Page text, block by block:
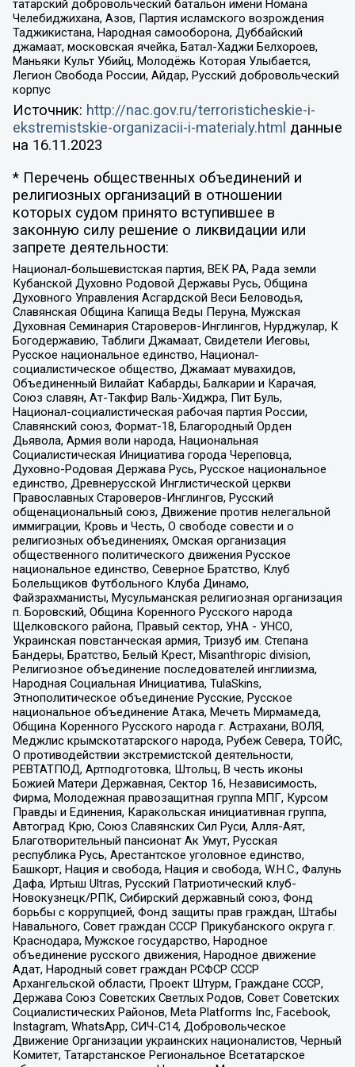
татарский добровольческий батальон имени Номана
Челебиджихана, Азов, Партия исламского возрождения
Таджикистана, Народная самооборона, Дуббайский
джамаат, московская ячейка, Батал-Хаджи Белхороев,
Маньяки Культ Убийц, Молодёжь Которая Улыбается,
Легион Свобода России, Айдар, Русский добровольческий
корпус
Источник: http://nac.gov.ru/terroristicheskie-i-
ekstremistskie-organizacii-i-materialy.html данные
на 16.11.2023
* Перечень общественных объединений и
религиозных организаций в отношении
которых судом принято вступившее в
законную силу решение о ликвидации или
запрете деятельности:
Национал-большевистская партия, ВЕК РА, Рада земли
Кубанской Духовно Родовой Державы Русь, Община
Духовного Управления Асгардской Веси Беловодья,
Славянская Община Капища Веды Перуна, Мужская
Духовная Семинария Староверов-Инглингов, Нурджулар, К
Богодержавию, Таблиги Джамаат, Свидетели Иеговы,
Русское национальное единство, Национал-
социалистическое общество, Джамаат мувахидов,
Объединенный Вилайат Кабарды, Балкарии и Карачая,
Союз славян, Ат-Такфир Валь-Хиджра, Пит Буль,
Национал-социалистическая рабочая партия России,
Славянский союз, Формат-18, Благородный Орден
Дьявола, Армия воли народа, Национальная
Социалистическая Инициатива города Череповца,
Духовно-Родовая Держава Русь, Русское национальное
единство, Древнерусской Инглистической церкви
Православных Староверов-Инглингов, Русский
общенациональный союз, Движение против нелегальной
иммиграции, Кровь и Честь, О свободе совести и о
религиозных объединениях, Омская организация
общественного политического движения Русское
национальное единство, Северное Братство, Клуб
Болельщиков Футбольного Клуба Динамо,
Файзрахманисты, Мусульманская религиозная организация
п. Боровский, Община Коренного Русского народа
Щелковского района, Правый сектор, УНА - УНСО,
Украинская повстанческая армия, Тризуб им. Степана
Бандеры, Братство, Белый Крест, Misanthropic division,
Религиозное объединение последователей инглиизма,
Народная Социальная Инициатива, TulaSkins,
Этнополитическое объединение Русские, Русское
национальное объединение Атака, Мечеть Мирмамеда,
Община Коренного Русского народа г. Астрахани, ВОЛЯ,
Меджлис крымскотатарского народа, Рубеж Севера, ТОЙС,
О противодействии экстремистской деятельности,
РЕВТАТПОД, Артподготовка, Штольц, В честь иконы
Божией Матери Державная, Сектор 16, Независимость,
Фирма, Молодежная правозащитная группа МПГ, Курсом
Правды и Единения, Каракольская инициативная группа,
Автоград Крю, Союз Славянских Сил Руси, Алля-Аят,
Благотворительный пансионат Ак Умут, Русская
республика Русь, Арестантское уголовное единство,
Башкорт, Нация и свобода, Нация и свобода, W.H.С., Фалунь
Дафа, Иртыш Ultras, Русский Патриотический клуб-
Новокузнецк/РПК, Сибирский державный союз, Фонд
борьбы с коррупцией, Фонд защиты прав граждан, Штабы
Навального, Совет граждан СССР Прикубанского округа г.
Краснодара, Мужское государство, Народное
объединение русского движения, Народное движение
Адат, Народный совет граждан РСФСР СССР
Архангельской области, Проект Штурм, Граждане СССР,
Держава Союз Советских Светлых Родов, Совет Советских
Социалистических Районов, Meta Platforms Inc, Facebook,
Instagram, WhatsApp, СИЧ-С14, Добровольческое
Движение Организации украинских националистов, Черный
Комитет, Татарстанское Региональное Всетатарское